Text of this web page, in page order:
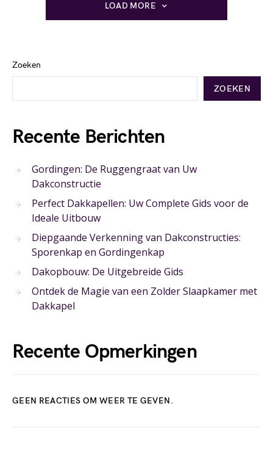
LOAD MORE
Zoeken
ZOEKEN
Recente Berichten
Gordingen: De Ruggengraat van Uw
Dakconstructie
Perfect Dakkapellen: Uw Complete Gids voor de
Ideale Uitbouw
Diepgaande Verkenning van Dakconstructies:
Sporenkap en Gordingenkap
Dakopbouw: De Uitgebreide Gids
Ontdek de Magie van een Zolder Slaapkamer met
Dakkapel
Recente Opmerkingen
GEEN REACTIES OM WEER TE GEVEN.